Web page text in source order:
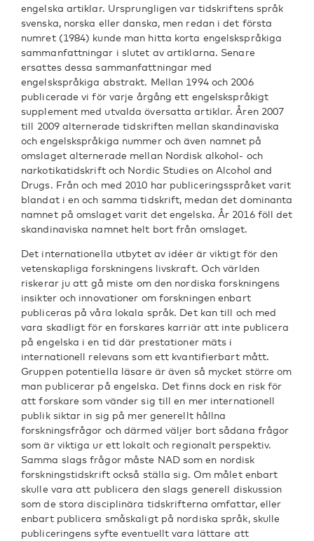
engelska artiklar. Ursprungligen var tidskriftens språk
svenska, norska eller danska, men redan i det första
numret (1984) kunde man hitta korta engelskspråkiga
sammanfattningar i slutet av artiklarna. Senare
ersattes dessa sammanfattningar med
engelskspråkiga abstrakt. Mellan 1994 och 2006
publicerade vi för varje årgång ett engelskspråkigt
supplement med utvalda översatta artiklar. Åren 2007
till 2009 alternerade tidskriften mellan skandinaviska
och engelskspråkiga nummer och även namnet på
omslaget alternerade mellan Nordisk alkohol- och
narkotikatidskrift och Nordic Studies on Alcohol and
Drugs. Från och med 2010 har publiceringsspråket varit
blandat i en och samma tidskrift, medan det dominanta
namnet på omslaget varit det engelska. År 2016 föll det
skandinaviska namnet helt bort från omslaget.
Det internationella utbytet av idéer är viktigt för den
vetenskapliga forskningens livskraft. Och världen
riskerar ju att gå miste om den nordiska forskningens
insikter och innovationer om forskningen enbart
publiceras på våra lokala språk. Det kan till och med
vara skadligt för en forskares karriär att inte publicera
på engelska i en tid där prestationer mäts i
internationell relevans som ett kvantifierbart mått.
Gruppen potentiella läsare är även så mycket större om
man publicerar på engelska. Det finns dock en risk för
att forskare som vänder sig till en mer internationell
publik siktar in sig på mer generellt hållna
forskningsfrågor och därmed väljer bort sådana frågor
som är viktiga ur ett lokalt och regionalt perspektiv.
Samma slags frågor måste NAD som en nordisk
forskningstidskrift också ställa sig. Om målet enbart
skulle vara att publicera den slags generell diskussion
som de stora disciplinära tidskrifterna omfattar, eller
enbart publicera småskaligt på nordiska språk, skulle
publiceringens syfte eventuellt vara lättare att